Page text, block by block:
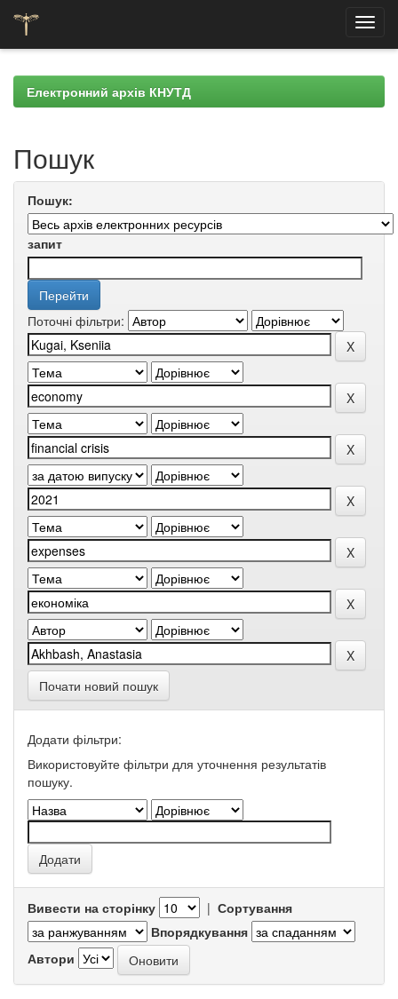
navigationЕлектронний архів КНУТД
Пошук
Пошук:
запит
Поточні фільтри:
Почати новий пошук
Додати фільтри:
Використовуйте фільтри для уточнення результатів
пошуку.
Вивести на сторінку | Сортування
Впорядкування
Автори